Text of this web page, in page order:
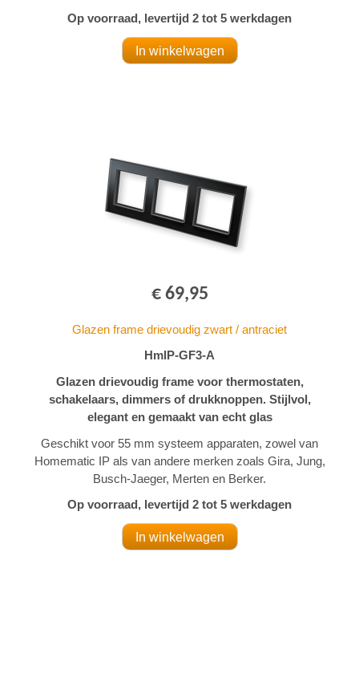
Op voorraad, levertijd 2 tot 5 werkdagen
€ 69,95
Glazen frame drievoudig zwart / antraciet
HmIP-GF3-A
Glazen drievoudig frame voor thermostaten,
schakelaars, dimmers of drukknoppen. Stijlvol,
elegant en gemaakt van echt glas
Geschikt voor 55 mm systeem apparaten, zowel van
Homematic IP als van andere merken zoals Gira, Jung,
Busch-Jaeger, Merten en Berker.
Op voorraad, levertijd 2 tot 5 werkdagen